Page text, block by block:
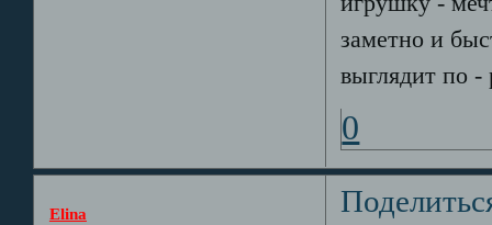
заметно и
выглядит по -
0
Elina